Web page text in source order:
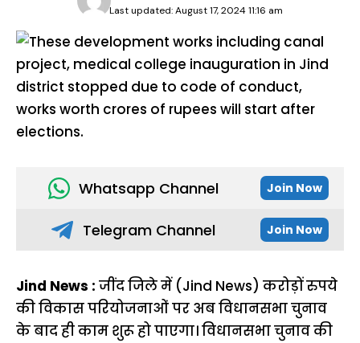
Last updated: August 17, 2024 11:16 am
Whatsapp Channel Join Now
Telegram Channel Join Now
Jind News : जींद जिले में (Jind News) करोड़ों रुपये
की विकास परियोजनाओं पर अब विधानसभा चुनाव
के बाद ही काम शुरू हो पाएगा। विधानसभा चुनाव की